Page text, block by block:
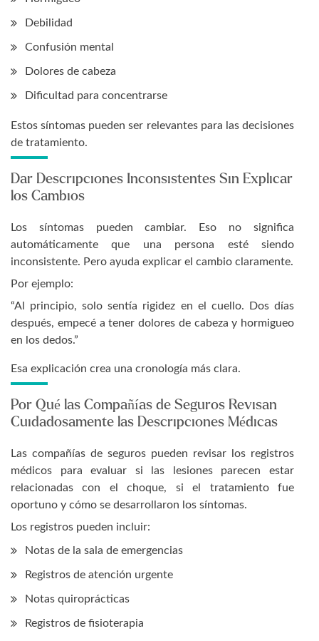
Debilidad
Confusión mental
Dolores de cabeza
Dificultad para concentrarse
Estos síntomas pueden ser relevantes para las decisiones
de tratamiento.
Dar Descripciones Inconsistentes Sin Explicar
los Cambios
Los síntomas pueden cambiar. Eso no significa
automáticamente que una persona esté siendo
inconsistente. Pero ayuda explicar el cambio claramente.
Por ejemplo:
“Al principio, solo sentía rigidez en el cuello. Dos días
después, empecé a tener dolores de cabeza y hormigueo
en los dedos.”
Esa explicación crea una cronología más clara.
Por Qué las Compañías de Seguros Revisan
Cuidadosamente las Descripciones Médicas
Las compañías de seguros pueden revisar los registros
médicos para evaluar si las lesiones parecen estar
relacionadas con el choque, si el tratamiento fue
oportuno y cómo se desarrollaron los síntomas.
Los registros pueden incluir:
Notas de la sala de emergencias
Registros de atención urgente
Notas quiroprácticas
Registros de fisioterapia